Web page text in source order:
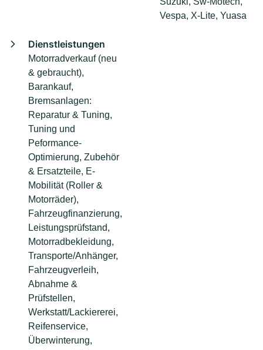
Vespa, X-Lite, Yuasa
Dienstleistungen
Motorradverkauf (neu
& gebraucht),
Barankauf,
Bremsanlagen:
Reparatur & Tuning,
Tuning und
Peformance-
Optimierung, Zubehör
& Ersatzteile, E-
Mobilität (Roller &
Motorräder),
Fahrzeugfinanzierung,
Leistungsprüfstand,
Motorradbekleidung,
Transporte/Anhänger,
Fahrzeugverleih,
Abnahme &
Prüfstellen,
Werkstatt/Lackiererei,
Reifenservice,
Überwinterung,